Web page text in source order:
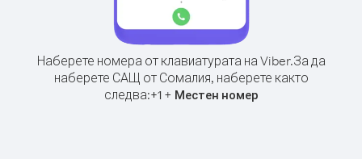
Наберете номера от клавиатурата на Viber.За да
наберете САЩ от Сомалия, наберете както
следва:+1+ Местен номер